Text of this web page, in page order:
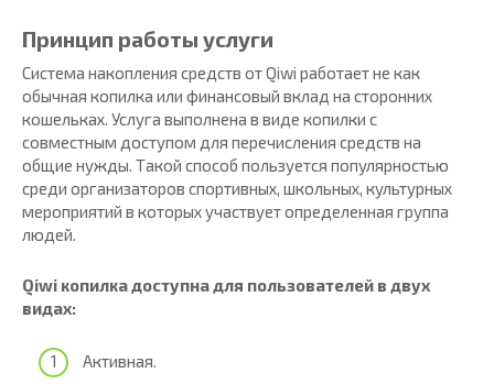
Принцип работы услуги
Система накопления средств от Qiwi работает не как
обычная копилка или финансовый вклад на сторонних
кошельках. Услуга выполнена в виде копилки с
совместным доступом для перечисления средств на
общие нужды. Такой способ пользуется популярностью
среди организаторов спортивных, школьных, культурных
мероприятий в которых участвует определенная группа
людей.
Qiwi копилка доступна для пользователей в двух
видах:
Активная.